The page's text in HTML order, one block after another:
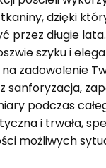
dzięki
przez długie
szyku i
zadowolenie
sanforyzacja,
podczas
i trwała,
możliwych